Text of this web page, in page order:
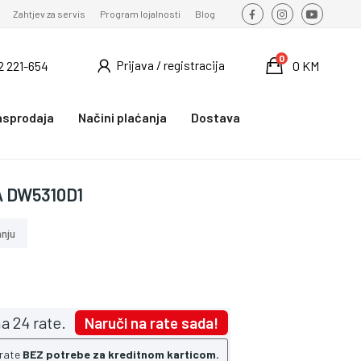
Zahtjev za servis Program lojalnosti Blog
221-654 Prijava / registracija 0 KM
0
Načini plaćanja
Dostava
24 rate. Naruči na rate sada!
BEZ potrebe za kreditnom karticom.